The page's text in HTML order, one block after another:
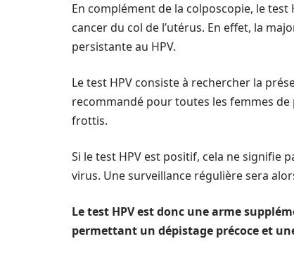
En complément de la colposcopie, le
cancer du col de l’utérus. En effet, la
persistante au HPV.
Le test HPV consiste à rechercher la
recommandé pour toutes les femmes
frottis.
Si le test HPV est positif, cela ne signifie
virus. Une surveillance régulière sera
Le test HPV est donc une arme
permettant un dépistage précoce et